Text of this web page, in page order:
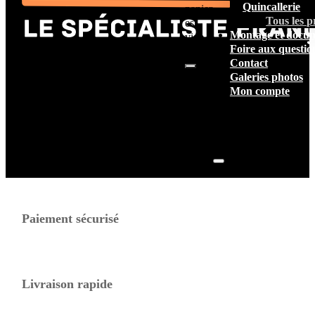
Quincallerie
Tous les
Montage et
Foire aux
Contact
Galeries photos
Mon compte
panier
est
vide.
Paiement sécurisé
Livraison rapide